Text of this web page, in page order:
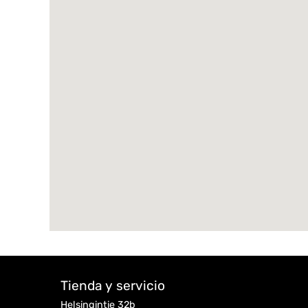
Tienda y servicio
Helsingintie 32b